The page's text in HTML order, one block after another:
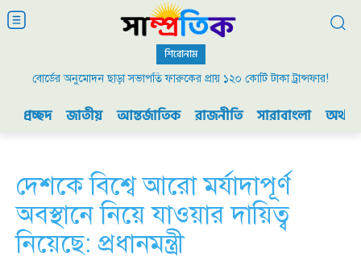
শিরোনাম
বোর্ডের অনুমোদন ছাড়া সভাপতি ফারুকের প্রায় ১২০ কোটি টাকা ট্রান্সফার!
২০০৯ এর বিডিআর বিদ্রোহ এবং ভারতের যুদ্ধ প্রস্তুতি
প্রচ্ছদ জাতীয় আন্তর্জাতিক রাজনীতি সারাবাংলা
দেশকে বিশ্বে আরো মর্যাদাপূর্ণ
অবস্থানে নিয়ে যাওয়ার দায়িত্ব
নিয়েছে: প্রধানমন্ত্রী